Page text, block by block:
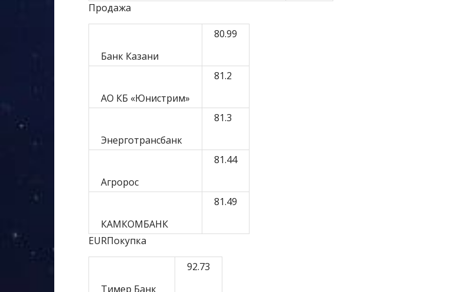
Продажа
Банк Казани
80.99
АО КБ «Юнистрим»
81.2
Энерготрансбанк
81.3
Агророс
81.44
КАМКОМБАНК
81.49
EURПокупка
Тимер Банк
92.73